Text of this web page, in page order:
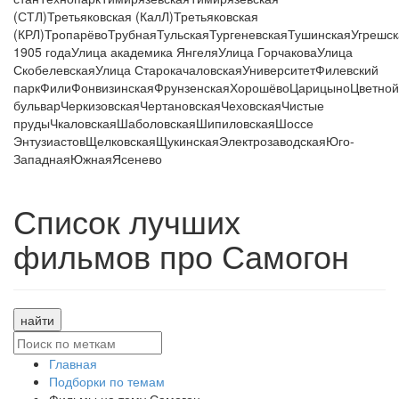
(СТЛ)Третьяковская (КалЛ)Третьяковская
(КРЛ)ТропарёвоТрубнаяТульскаяТургеневскаяТушинская
1905 годаУлица академика ЯнгеляУлица ГорчаковаУлица
СкобелевскаяУлица СтарокачаловскаяУниверситетФилевский
паркФилиФонвизинскаяФрунзенскаяХорошёвоЦарицыноЦветной
бульварЧеркизовскаяЧертановскаяЧеховскаяЧистые
прудыЧкаловскаяШаболовскаяШипиловскаяШоссе
ЭнтузиастовЩелковскаяЩукинскаяЭлектрозаводскаяЮго-
ЗападнаяЮжнаяЯсенево
Список лучших
фильмов про Самогон
найти
Главная
Подборки по темам